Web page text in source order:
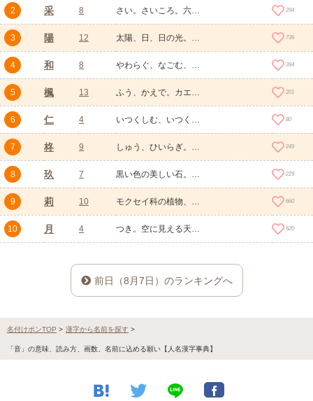
2 采 8 さい。さいころ。六つの面に一から六までの目が入っている立方体の物。采配の略。 294
3 陽 12 太陽、日、日の光。ひなた、日が当たる側。明るく、暖かい。明るい、明らか、表に現れていること。いつわる、みせかける。うわべ、うわべの見せかけ。積極的、能動的なもの。 736
4 和 8 やわらぐ、なごむ、なごやか、のどか、うららか。静まる、柔らかになる、和らげる、仲良くなる。あえる、混ぜる、調合する。合わせる、合う。整う。調子を合わせる。ほどよい様子。大和、日本。海上が穏やかな様子。 394
5 楓 13 ふう、かえで。カエデ科カエデ属の植物の総称、襲（かさね）の色目の名、家紋のひとつ、古風でおもむきのあるもののたとえ。 201
6 仁 4 いつくしむ、いつくしみ、思いやり。親しみ、情け。人、人を敬っていう語。人のこころ、人道。徳をそなえた人のこと。 80
7 柊 9 しゅう、ひいらぎ。モクセイ科の常緑小高木、スズキ目の海魚 249
8 玖 7 黒い色の美しい石。契約書や証書などで数字の九の代わりとして書く文字。 229
9 莉 10 モクセイ科の植物、茉莉花（まつりか）。ジャスミン。 660
10 月 4 つき。空に見える天体のひとつ。地球の衛星。ひとつき。一か月。歳月、年月。七曜のひとつ、月曜 620
前日（8月7日）のランキングへ
名付けポンTOP > 漢字から名前を探す >
「音」の意味、読み方、画数、名前に込める願い【人名漢字事典】